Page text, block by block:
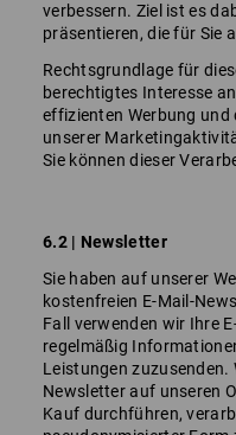
verbessern. Ziel ist es
präsentieren, die für Sie
Rechtsgrundlage für
berechtigtes Interesse
effizienten Werbung
unserer
Sie können dieser
6.2 | Newsletter
Sie haben auf unserer
kostenfreien E-Mail-
Fall verwenden wir Ihre
regelmäßig
Leistungen zuzusenden.
Newsletter auf unseren
Kauf durchführen,